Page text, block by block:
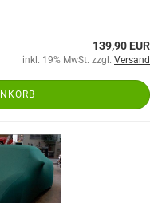
139,90 EUR
inkl. 19% MwSt. zzgl. Versand